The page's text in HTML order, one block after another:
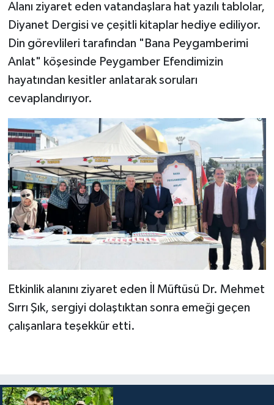
Alanı ziyaret eden vatandaşlara hat yazılı tablolar,
Diyanet Dergisi ve çeşitli kitaplar hediye ediliyor.
Din görevlileri tarafından "Bana Peygamberimi
Anlat" köşesinde Peygamber Efendimizin
hayatından kesitler anlatarak soruları
cevaplandırıyor.
Etkinlik alanını ziyaret eden İl Müftüsü Dr. Mehmet
Sırrı Şık, sergiyi dolaştıktan sonra emeği geçen
çalışanlara teşekkür etti.
Çanakkale Müftülüğü
Çankırı Müftülüğü
Çorum Müftülüğü
Denizli Müftülüğü
Diyarbakır Müftülüğü
Düzce Müftülüğü
Edirne Müftülüğü
Elazığ Müftülüğü
Erzurum Müftülüğü
Eskişehir Müftülüğü
Podcast
Bilim, Teknoloji
Biyografiler
Diyanet TV
İhtida Haberleri
YAŞAM